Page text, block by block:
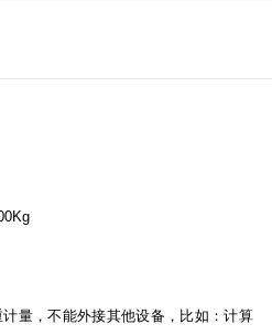
量，不能外接其他设备，比如：计算